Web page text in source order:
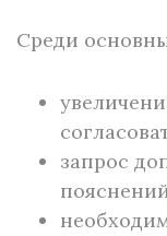
Среди
запрос